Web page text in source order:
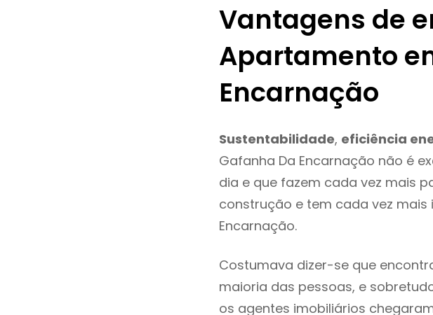
Vantagens de
Apartamento
Encarnação
Sustentabilidade, eficiência
Gafanha Da Encarnação não é
dia e que fazem cada vez mais
construção e tem cada vez
Encarnação.
Costumava dizer-se que
maioria das pessoas, e
os agentes imobiliários